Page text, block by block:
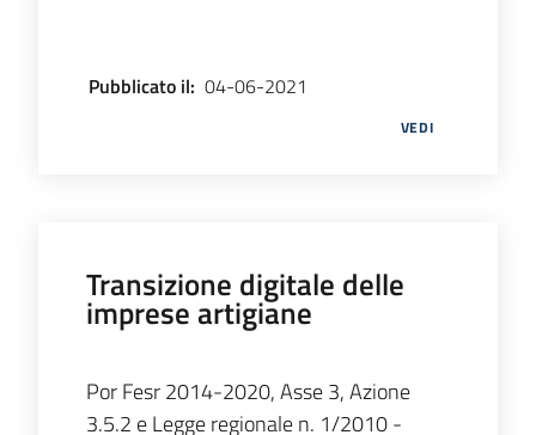
Pubblicato il: 04-06-2021
VEDI
Transizione digitale delle
imprese artigiane
Por Fesr 2014-2020, Asse 3, Azione
3.5.2 e Legge regionale n. 1/2010 -